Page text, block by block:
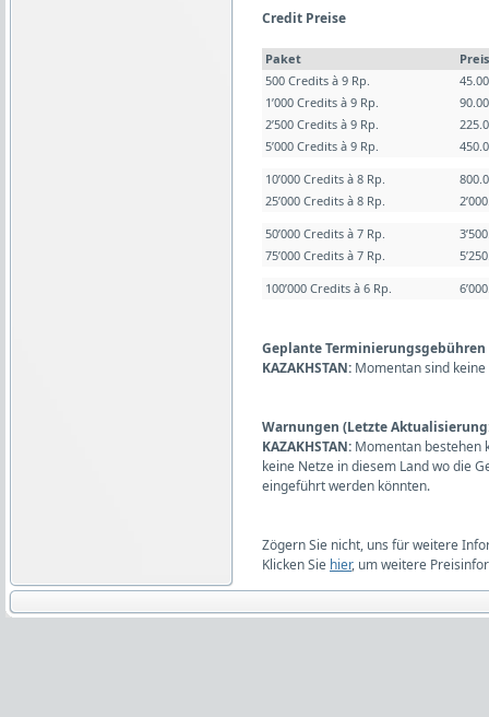
Credit Preise
Paket
Preis
500 Credits à 9 Rp.
1’000 Credits à 9 Rp.
2’500 Credits à 9 Rp.
5’000 Credits à 9 Rp.
10’000 Credits à 8 Rp.
25’000 Credits à 8 Rp.
50’000 Credits à 7 Rp.
75’000 Credits à 7 Rp.
100’000 Credits à 6 Rp.
Geplante
KAZAKHSTAN: Momentan sind
Warnungen (Letzte
KAZAKHSTAN: Momentan bestehen
keine Netze in diesem Land wo die
eingeführt werden könnten.
Zögern Sie nicht, uns für weitere
Klicken Sie hier, um weitere